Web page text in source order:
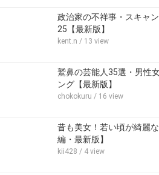
政治家の不祥事・スキャ
25【最新版】
kent.n / 13 view
鷲鼻の芸能人35選・男性
ング【最新版】
chokokuru / 16 view
昔も美女！若い頃が綺麗
編・最新版】
kii428 / 4 view